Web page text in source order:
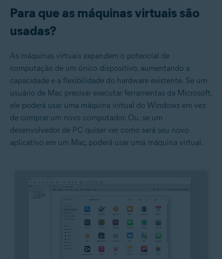
Para que as máquinas virtuais são
usadas?
As máquinas virtuais expandem o potencial de
computação de um único dispositivo, aumentando a
capacidade e a flexibilidade do hardware existente. Se um
usuário de Mac precisar executar ferramentas da Microsoft,
ele poderá usar uma máquina virtual do Windows em vez
de comprar um novo computador. Ou, se um
desenvolvedor de PC quiser ver como será seu novo
aplicativo em um Mac, poderá usar uma máquina virtual.